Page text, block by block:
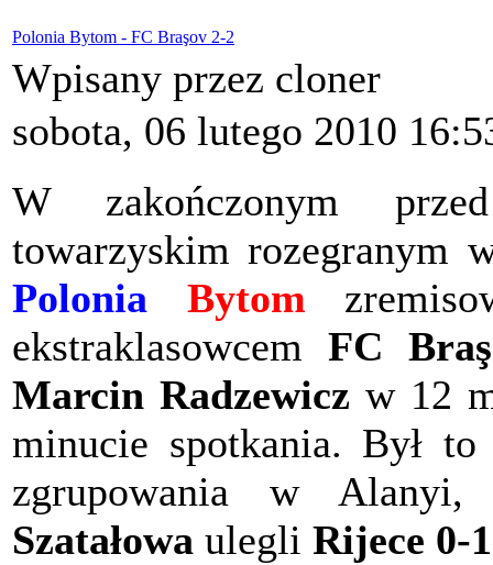
Polonia Bytom - FC Braşov 2-2
Wpisany przez cloner
sobota, 06 lutego 2010
W zakończonym
towarzyskim rozegranym
Polonia
Bytom
ekstraklasowcem FC
Marcin Radzewicz w 12
minucie spotkania. Był
zgrupowania w
Szatałowa ulegli Rijece 0-1